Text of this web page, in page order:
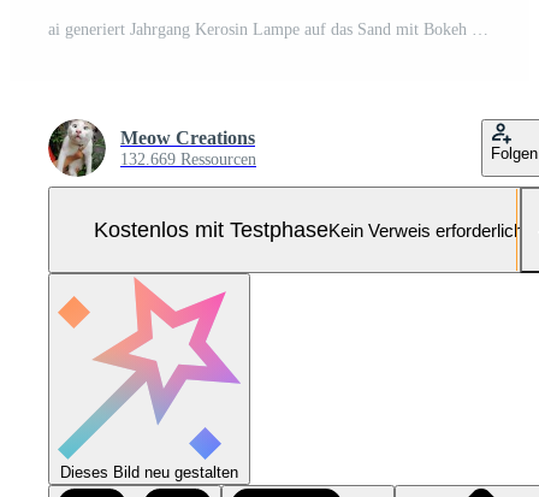
ai generiert Jahrgang Kerosin Lampe auf das Sand mit Bokeh Hintergrund Pro Foto
Meow Creations
132.669 Ressourcen Folgen
Kostenlos mit TestphaseKein Verweis erforderlich
Dieses Bild neu gestalten